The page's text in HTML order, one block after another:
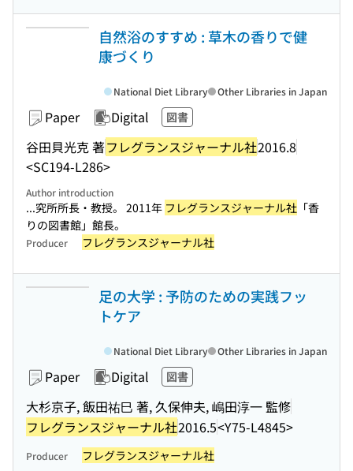
自然浴のすすめ : 草木の香りで健
康づくり
Paper Digital 図書
谷田貝光克 著フレグランスジャーナル社2016.8
<SC194-L286>
National Diet Library Other Libraries in Japan
Author introduction
...究所所長・教授。 2011年 フレグランスジャーナル社 「香
りの図書館」館長。
Producer フレグランスジャーナル社
足の大学 : 予防のための実践フッ
トケア
Paper Digital 図書
大杉京子, 飯田祐巳 著, 久保伸夫, 嶋田淳一 監修
フレグランスジャーナル社2016.5<Y75-L4845>
National Diet Library Other Libraries in Japan
Producer フレグランスジャーナル社